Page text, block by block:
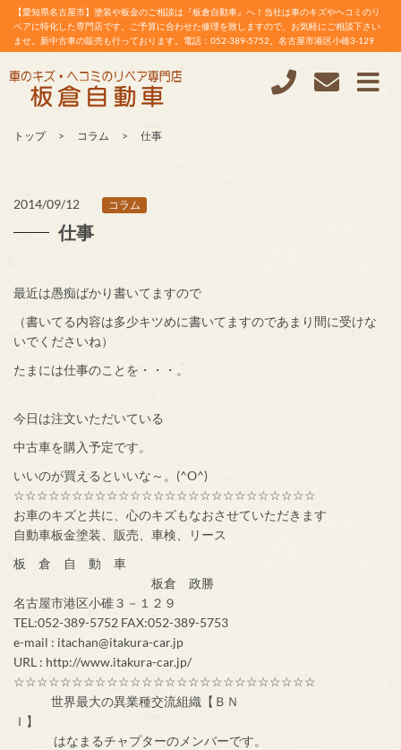
【愛知県名古屋市】塗装や板金のご相談は『板倉自動車』へ！当社は車のキズやヘコミのリ
ペアに特化した専門店です。ご予算に合わせた修理を致しますので、お気軽にご相談下さい
ませ。新中古車の販売も行っております。電話：052-389-5752。名古屋市港区小碓3-129
トップ コラム 仕事
2014/09/12 コラム
仕事
最近は愚痴ばかり書いてますので
（書いてる内容は多少キツめに書いてますのであまり間に受けな
いでくださいね）
たまには仕事のことを・・・。
今日は注文いただいている
中古車を購入予定です。
いいのが買えるといいな～。(^O^)
☆☆☆☆☆☆☆☆☆☆☆☆☆☆☆☆☆☆☆☆☆☆☆☆☆☆
お車のキズと共に、心のキズもなおさせていただきます
自動車板金塗装、販売、車検、リース
板 倉 自 動 車
板倉 政勝
名古屋市港区小碓３－１２９
TEL:052-389-5752 FAX:052-389-5753
e-mail : itachan@itakura-car.jp
URL : http://www.itakura-car.jp/
☆☆☆☆☆☆☆☆☆☆☆☆☆☆☆☆☆☆☆☆☆☆☆☆☆☆
世界最大の異業種交流組織【ＢＮ
Ｉ】
はなまるチャプターのメンバーです。